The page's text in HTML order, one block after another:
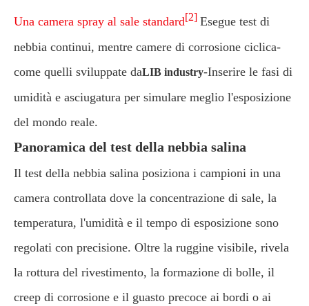
Una camera spray al sale standard[2] Esegue test di
nebbia continui, mentre camere di corrosione ciclica-
come quelli sviluppate daLIB industry-Inserire le fasi di
umidità e asciugatura per simulare meglio l'esposizione
del mondo reale.
Panoramica del test della nebbia salina
Il test della nebbia salina posiziona i campioni in una
camera controllata dove la concentrazione di sale, la
temperatura, l'umidità e il tempo di esposizione sono
regolati con precisione. Oltre la ruggine visibile, rivela
la rottura del rivestimento, la formazione di bolle, il
creep di corrosione e il guasto precoce ai bordi o ai